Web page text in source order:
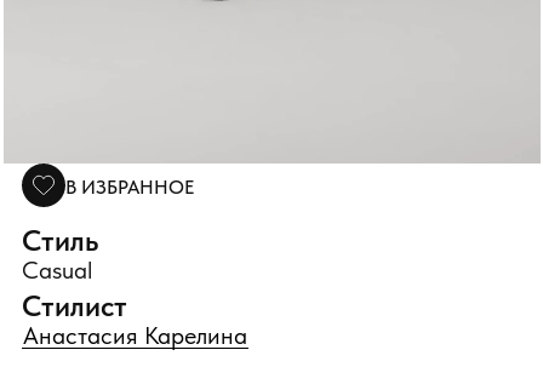
Стиль
Casual
Стилист
Анастасия Карелина
В ИЗБРАННОЕ